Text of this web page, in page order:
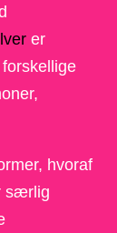
er
hvoraf
særlig